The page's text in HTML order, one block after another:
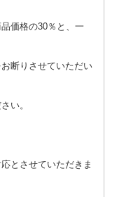
価格の30％と、一
断りさせていただい
い。
とさせていただきま